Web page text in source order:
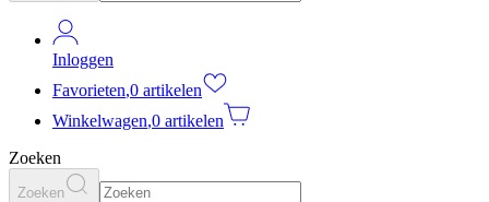
Inloggen
Favorieten,0 artikelen
Winkelwagen,0 artikelen
Zoeken
Zoeken